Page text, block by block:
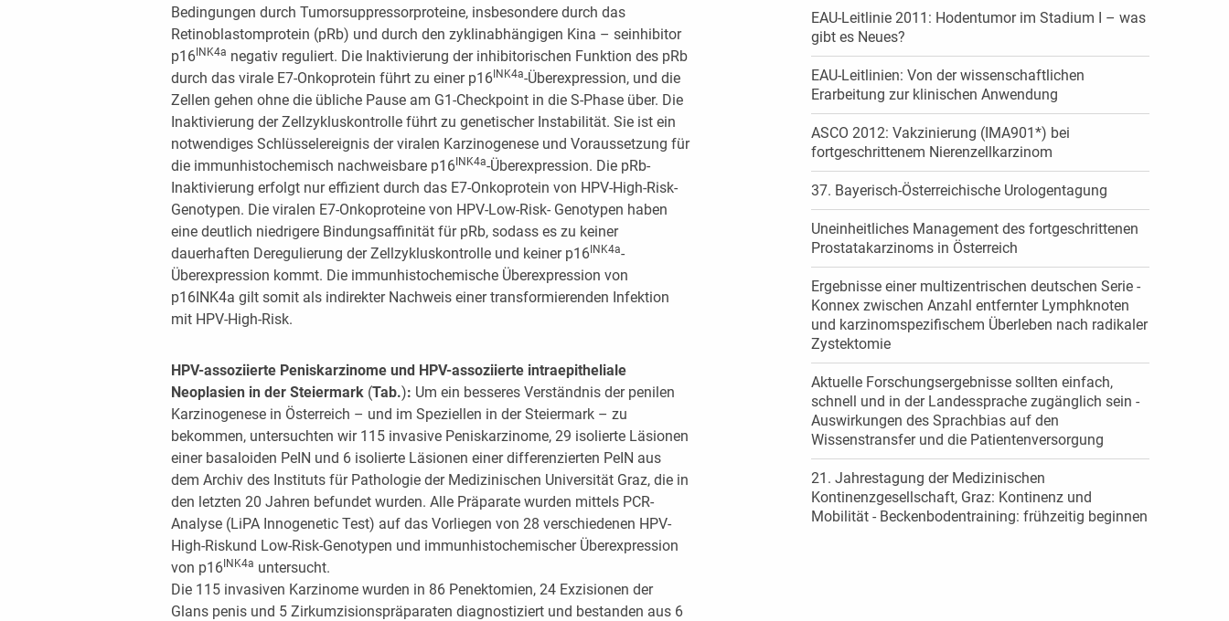
Bedingungen durch Tumorsuppressorproteine, insbesondere durch das
Retinoblastomprotein (pRb) und durch den zyklinabhängigen Kina – seinhibitor
p16INK4a negativ reguliert. Die Inaktivierung der inhibitorischen Funktion des pRb
durch das virale E7-Onkoprotein führt zu einer p16INK4a-Überexpression, und die
Zellen gehen ohne die übliche Pause am G1-Checkpoint in die S-Phase über. Die
Inaktivierung der Zellzykluskontrolle führt zu genetischer Instabilität. Sie ist ein
notwendiges Schlüsselereignis der viralen Karzinogenese und Voraussetzung für
die immunhistochemisch nachweisbare p16INK4a-Überexpression. Die pRb-
Inaktivierung erfolgt nur effizient durch das E7-Onkoprotein von HPV-High-Risk-
Genotypen. Die viralen E7-Onkoproteine von HPV-Low-Risk- Genotypen haben
eine deutlich niedrigere Bindungsaffinität für pRb, sodass es zu keiner
dauerhaften Deregulierung der Zellzykluskontrolle und keiner p16INK4a-
Überexpression kommt. Die immunhistochemische Überexpression von
p16INK4a gilt somit als indirekter Nachweis einer transformierenden Infektion
mit HPV-High-Risk.
HPV-assoziierte Peniskarzinome und HPV-assoziierte intraepitheliale
Neoplasien in der Steiermark (Tab.): Um ein besseres Verständnis der penilen
Karzinogenese in Österreich – und im Speziellen in der Steiermark – zu
bekommen, untersuchten wir 115 invasive Peniskarzinome, 29 isolierte Läsionen
einer basaloiden PeIN und 6 isolierte Läsionen einer differenzierten PeIN aus
dem Archiv des Instituts für Pathologie der Medizinischen Universität Graz, die in
den letzten 20 Jahren befundet wurden. Alle Präparate wurden mittels PCR-
Analyse (LiPA Innogenetic Test) auf das Vorliegen von 28 verschiedenen HPV-
High-Riskund Low-Risk-Genotypen und immunhistochemischer Überexpression
von p16INK4a untersucht.
Die 115 invasiven Karzinome wurden in 86 Penektomien, 24 Exzisionen der
Glans penis und 5 Zirkumzisionspräparaten diagnostiziert und bestanden aus 6
EAU-Leitlinie 2011: Hodentumor im Stadium I – was
gibt es Neues?
EAU-Leitlinien: Von der wissenschaftlichen
Erarbeitung zur klinischen Anwendung
ASCO 2012: Vakzinierung (IMA901*) bei
fortgeschrittenem Nierenzellkarzinom
37. Bayerisch-Österreichische Urologentagung
Uneinheitliches Management des fortgeschrittenen
Prostatakarzinoms in Österreich
Ergebnisse einer multizentrischen deutschen Serie -
Konnex zwischen Anzahl entfernter Lymphknoten
und karzinomspezifischem Überleben nach radikaler
Zystektomie
Aktuelle Forschungsergebnisse sollten einfach,
schnell und in der Landessprache zugänglich sein -
Auswirkungen des Sprachbias auf den
Wissenstransfer und die Patientenversorgung
21. Jahrestagung der Medizinischen
Kontinenzgesellschaft, Graz: Kontinenz und
Mobilität - Beckenbodentraining: frühzeitig beginnen